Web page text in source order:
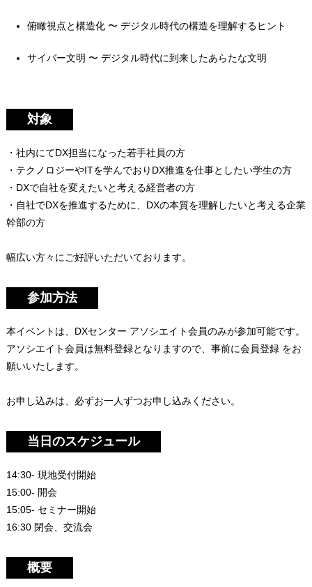
俯瞰視点と構造化〜 デジタル時代の構造を理解するヒント
サイバー文明 〜 デジタル時代に到来したあらたな文明
対象
・社内にてDX担当になった若手社員の方
・テクノロジーやITを学んでおりDX推進を仕事としたい学生の方
・DXで自社を変えたいと考える経営者の方
・自社でDXを推進するために、DXの本質を理解したいと考える企業
幹部の方
幅広い方々にご好評いただいております。
参加方法
本イベントは、DXセンター アソシエイト会員のみが参加可能です。
アソシエイト会員は無料登録となりますので、事前に会員登録 をお
願いいたします。
お申し込みは、必ずお一人ずつお申し込みください。
当日のスケジュール
14:30- 現地受付開始
15:00- 開会
15:05- セミナー開始
16:30 閉会、交流会
概要